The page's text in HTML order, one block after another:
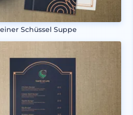
Schüssel Suppe